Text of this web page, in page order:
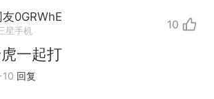
0GRWhE
星手机 10
一起打
回复
热 “不想干了特提出辞职”，疑